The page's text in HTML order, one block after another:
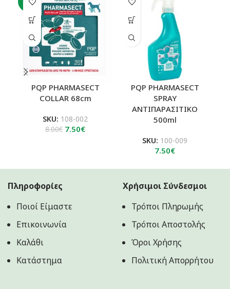
-6%
PQP PHARMASECT
COLLAR 68cm
SKU: 108-002
8.00€ Original
7.50€Η
7.50€.
PQP PHARMASECT
SPRAY
ΑΝΤΙΠΑΡΑΣΙΤΙΚΟ
500ml
SKU: 100-009
7.50€
Πληροφορίες
Ποιοί Είμαστε
Επικοινωνία
Καλάθι
Κατάστημα
Χρήσιμοι Σύνδεσμοι
Τρόποι Πληρωμής
Τρόποι Αποστολής
Όροι Χρήσης
Πολιτική Aπορρήτου